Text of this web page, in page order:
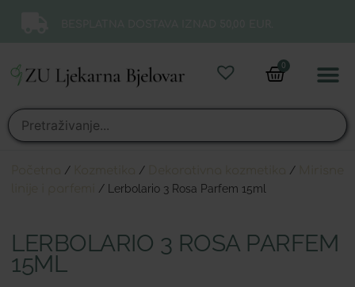
0
/ / /
/ Lerbolario 3 Rosa Parfem 15ml
LERBOLARIO 3 ROSA PARFEM
15ML